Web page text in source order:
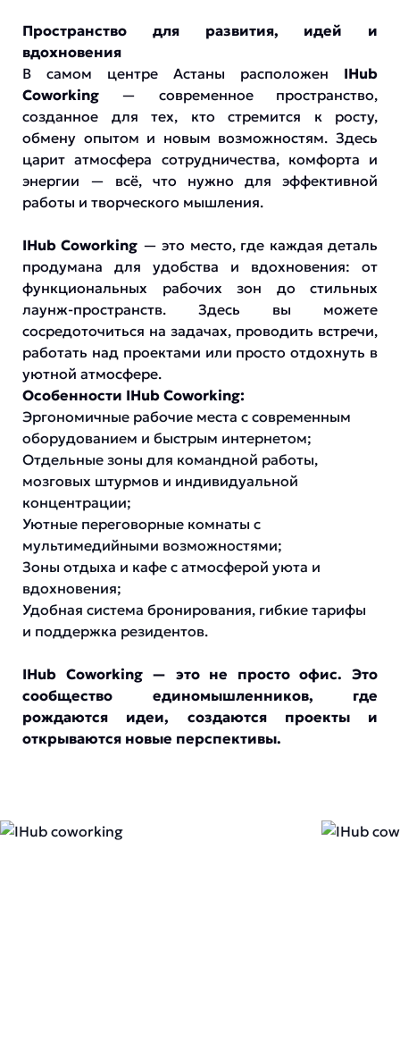
Пространство для развития, идей и
вдохновения
В самом центре Астаны расположен IHub
Coworking — современное пространство,
созданное для тех, кто стремится к росту,
обмену опытом и новым возможностям. Здесь
царит атмосфера сотрудничества, комфорта и
энергии — всё, что нужно для эффективной
работы и творческого мышления.
IHub Coworking — это место, где каждая деталь
продумана для удобства и вдохновения: от
функциональных рабочих зон до стильных
лаунж-пространств. Здесь вы можете
сосредоточиться на задачах, проводить встречи,
работать над проектами или просто отдохнуть в
уютной атмосфере.
Особенности IHub Coworking:
Эргономичные рабочие места с современным
оборудованием и быстрым интернетом;
Отдельные зоны для командной работы,
мозговых штурмов и индивидуальной
концентрации;
Уютные переговорные комнаты с
мультимедийными возможностями;
Зоны отдыха и кафе с атмосферой уюта и
вдохновения;
Удобная система бронирования, гибкие тарифы
и поддержка резидентов.
IHub Coworking — это не просто офис. Это
сообщество единомышленников, где
рождаются идеи, создаются проекты и
открываются новые перспективы.